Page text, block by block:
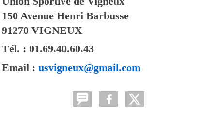
150 Avenue Henri Barbusse
91270 VIGNEUX
Tél. : 01.69.40.60.43
Email : usvigneux@gmail.com